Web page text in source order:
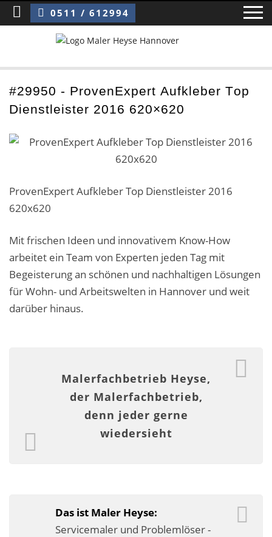
Sie sind hier:ProvenExpert Aufkleber Top Dienstleister 2016 620×620
0511 / 612994
Home
Blog
Über uns ›
Mitarbeiter / Das Team
Storytelling
Malerarbeiten in der Region
Stellenangebote: Maler-Facharbeiter gesucht
Betonoptik
Echtmetalloptik
#29950 - ProvenExpert Aufkleber Top
Dienstleister 2016 620×620
ProvenExpert Aufkleber Top Dienstleister 2016
620x620
Mit frischen Ideen und innovativem Know-How
arbeitet ein Team von Experten jeden Tag mit
Begeisterung an schönen und nachhaltigen Lösungen
für Wohn- und Arbeitswelten in Hannover und weit
darüber hinaus.
Malerfachbetrieb Heyse,
der Malerfachbetrieb,
denn jeder gerne
wiedersieht
Das ist Maler Heyse:
Servicemaler und Problemlöser -